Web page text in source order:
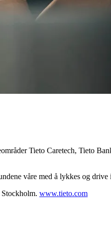
Tieto Caretech, Tieto
våre med å lykkes og
www.tieto.com